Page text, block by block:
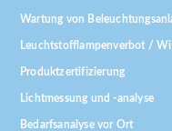
Wartung von
Leuchtstofflampenverbot /
Produktzertifizierung
Lichtmessung und -analyse
Bedarfsanalyse vor Ort